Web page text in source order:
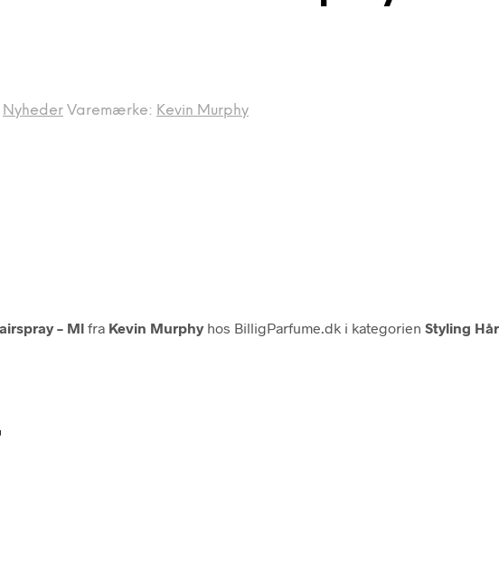
Nyheder Varemærke: Kevin Murphy
– Ml fra Kevin Murphyhos BilligParfume.dk i kategorien Styling